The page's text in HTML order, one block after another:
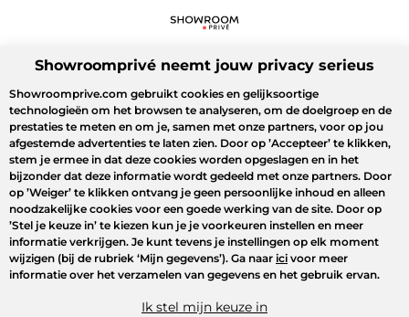
Showroomprivé neemt jouw privacy serieus
Showroomprive.com gebruikt cookies en gelijksoortige
technologieën om het browsen te analyseren, om de doelgroep en de
prestaties te meten en om je, samen met onze partners, voor op jou
afgestemde advertenties te laten zien. Door op ’Accepteer’ te klikken,
stem je ermee in dat deze cookies worden opgeslagen en in het
bijzonder dat deze informatie wordt gedeeld met onze partners. Door
op ’Weiger’ te klikken ontvang je geen persoonlijke inhoud en alleen
noodzakelijke cookies voor een goede werking van de site. Door op
’Stel je keuze in’ te kiezen kun je je voorkeuren instellen en meer
informatie verkrijgen. Je kunt tevens je instellingen op elk moment
wijzigen (bij de rubriek ‘Mijn gegevens’). Ga naar ici voor meer
informatie over het verzamelen van gegevens en het gebruik ervan.
Ik stel mijn keuze in